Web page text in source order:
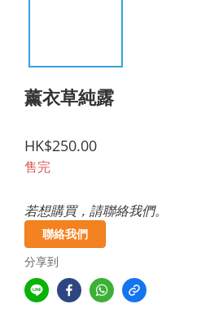
薰衣草純露
HK$250.00
售完
若想購買，請聯絡我們。
聯絡我們
分享到